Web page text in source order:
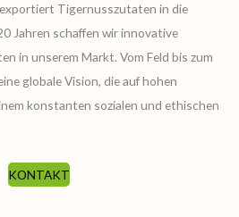
Tigernusszutaten in die
Jahren schaffen wir innovative
in unserem Markt. Vom Feld bis zum
globale Vision, die auf hohen
konstanten sozialen und ethischen
KONTAKT